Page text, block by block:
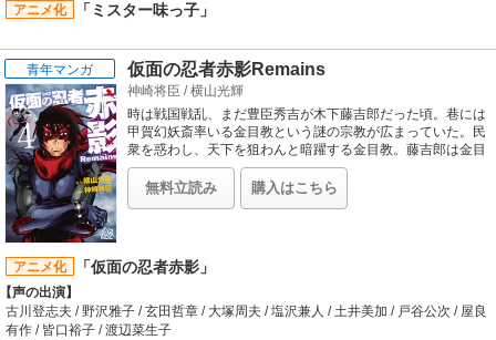
【音楽】
アニメ化 「ミスター味っ子」
青年マンガ 仮面の忍者赤影Remains
神崎将臣 /横山光輝
時は戦国戦乱、まだ豊臣秀吉が木下藤吉郎だった頃。巷には
甲賀幻妖斎率いる金目教という謎の宗教が広まっていた。民
衆を惑わし、天下を狙わんと暗躍する金目教。藤吉郎は金目
教に対抗するため、竹中半兵衛にに命じ“影一族頭首・赤
影”を探させるが…。
無料立読み 購入はこちら
アニメ化 「仮面の忍者赤影」
【声の出演】
古川登志夫 / 野沢雅子 / 玄田哲章 / 大塚周夫 / 塩沢兼人 / 土井美加 / 戸谷公次 / 屋良
有作 / 皆口裕子 / 渡辺菜生子